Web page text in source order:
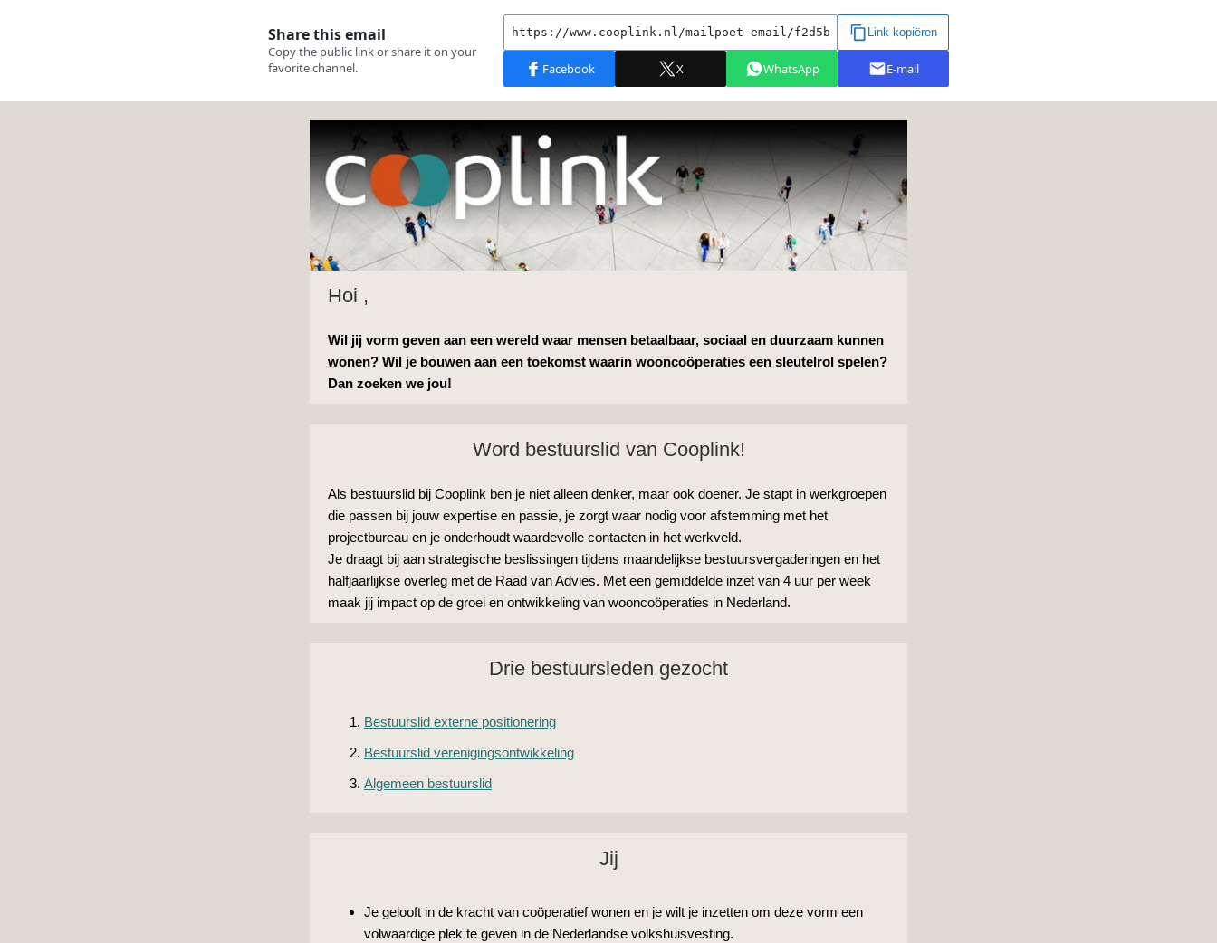
Hoi ,
Wil jij vorm geven aan een wereld waar mensen betaalbaar, sociaal en duurzaam kunnen
wonen? Wil je bouwen aan een toekomst waarin wooncoöperaties een sleutelrol spelen?
Dan zoeken we jou!
Word bestuurslid van Cooplink!
Als bestuurslid bij Cooplink ben je niet alleen denker, maar ook doener. Je stapt in werkgroepen
die passen bij jouw expertise en passie, je zorgt waar nodig voor afstemming met het
projectbureau en je onderhoudt waardevolle contacten in het werkveld.
Je draagt bij aan strategische beslissingen tijdens maandelijkse bestuursvergaderingen en het
halfjaarlijkse overleg met de Raad van Advies. Met een gemiddelde inzet van 4 uur per week
maak jij impact op de groei en ontwikkeling van wooncoöperaties in Nederland.
Drie bestuursleden gezocht
Bestuurslid externe positionering
Bestuurslid verenigingsontwikkeling
Algemeen bestuurslid
Jij
Je gelooft in de kracht van coöperatief wonen en je wilt je inzetten om deze vorm een
volwaardige plek te geven in de Nederlandse volkshuisvesting.